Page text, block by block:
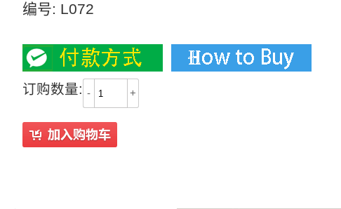
编号: L072
订购数量: - +